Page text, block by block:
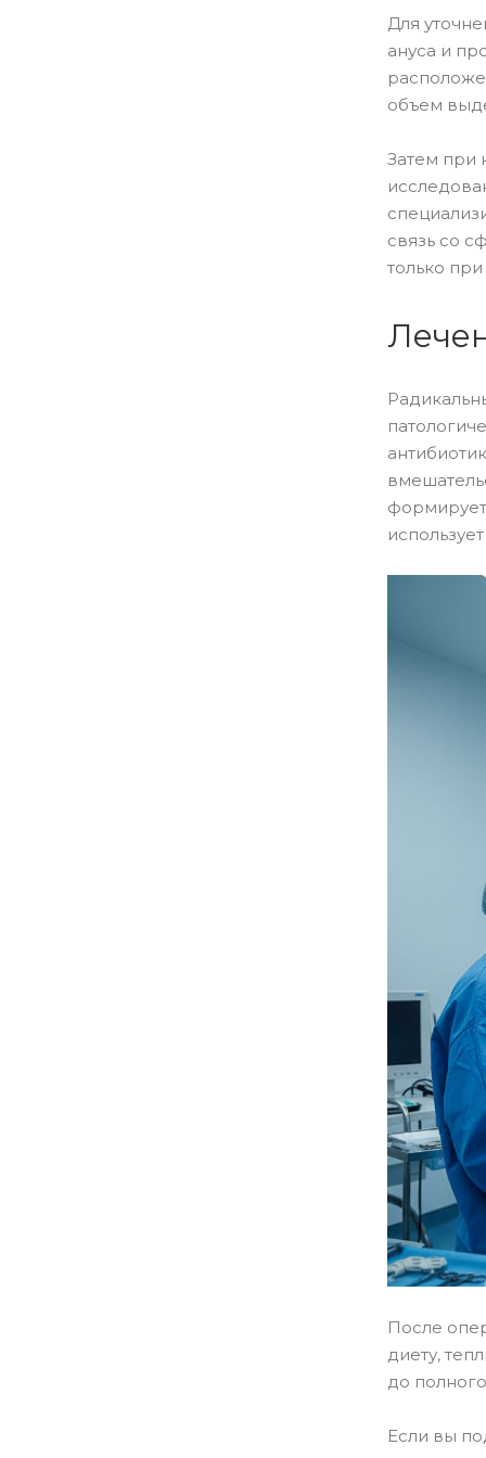
Для
ануса и
объем
Затем при
связь со
только
После
диету,
до
Если вы